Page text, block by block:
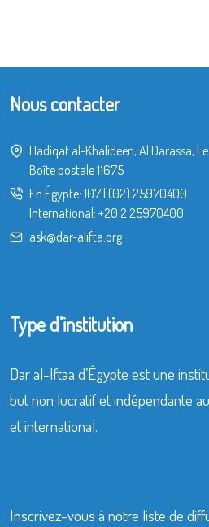
Nous contacter
Hadiqat al-Khalideen, Al Darassa,
Boîte postale 11675
En Égypte: 107| (02) 25970400
International: +20 2 25970400
ask@dar-alifta.org
Type d’institution
Dar al-Iftaa d’Égypte est une
but non lucratif et indépendante
et international.
Inscrivez-vous à notre liste de